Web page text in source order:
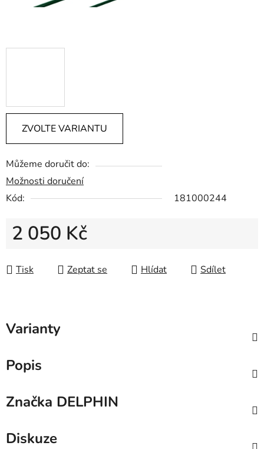
ZVOLTE VARIANTU
Můžeme doručit do:
Možnosti doručení
Kód:
181000244
2 050 Kč
Tisk
Zeptat se Hlídat Sdílet
Varianty
Popis
Značka DELPHIN
Diskuze